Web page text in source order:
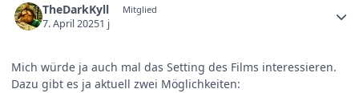
TheDarkKyll Mitglied
7. April 20251 j
Mich würde ja auch mal das Setting des Films interessieren.
Dazu gibt es ja aktuell zwei Möglichkeiten: